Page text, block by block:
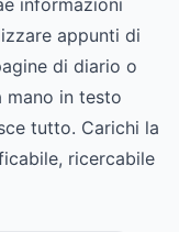
informazioni
appunti di
di diario o
mano in testo
tutto. Carichi la
ricercabile